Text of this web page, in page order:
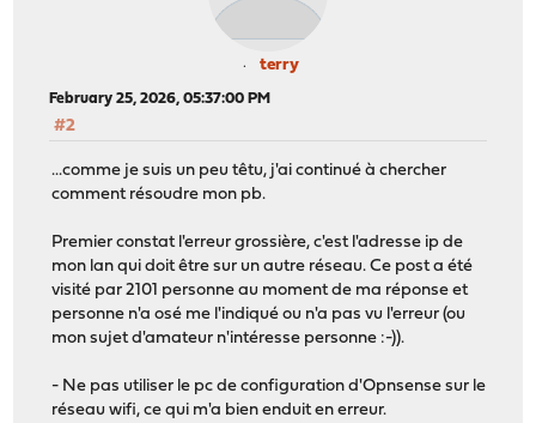
terry
February 25, 2026, 05:37:00 PM
#2
...comme je suis un peu têtu, j'ai continué à chercher
comment résoudre mon pb.
Premier constat l'erreur grossière, c'est l'adresse ip de
mon lan qui doit être sur un autre réseau. Ce post a été
visité par 2101 personne au moment de ma réponse et
personne n'a osé me l'indiqué ou n'a pas vu l'erreur (ou
mon sujet d'amateur n'intéresse personne :-)).
- Ne pas utiliser le pc de configuration d'Opnsense sur le
réseau wifi, ce qui m'a bien enduit en erreur.